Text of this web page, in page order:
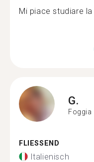
Mi piace studiare
G.
Foggia
FLIESSEND
Italienisch